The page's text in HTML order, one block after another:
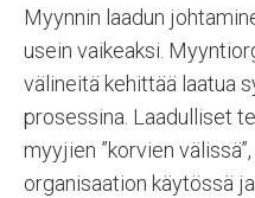
Myynnin laadun
usein vaikeaksi.
välineitä kehittää laatua
prosessina. Laadulliset
myyjien ”korvien
organisaation käytössä